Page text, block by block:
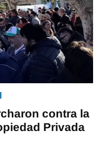
contra la
Privada